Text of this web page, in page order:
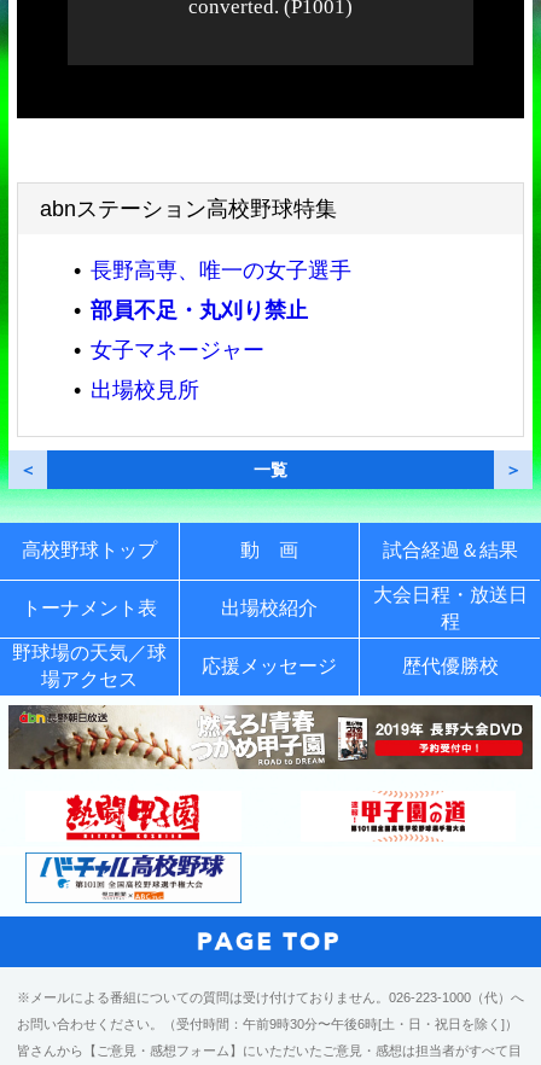
abnステーション高校野球特集
長野高専、唯一の女子選手
部員不足・丸刈り禁止
女子マネージャー
出場校見所
＜ 一覧 ＞
高校野球トップ 動 画 試合経過＆結果
トーナメント表 出場校紹介
大会日程・放送日
程
野球場の天気／球
場アクセス
応援メッセージ 歴代優勝校
※メールによる番組についての質問は受け付けておりません。026-223-1000（代）へ
お問い合わせください。（受付時間：午前9時30分〜午後6時[土・日・祝日を除く]）
皆さんから【ご意見・感想フォーム】にいただいたご意見・感想は担当者がすべて目